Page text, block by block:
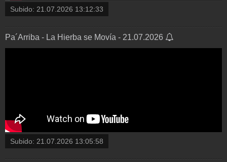
Subido: 21.07.2026 13:12:33
Pa´Arriba - La Hierba se Movía - 21.07.2026
Subido: 21.07.2026 13:05:58